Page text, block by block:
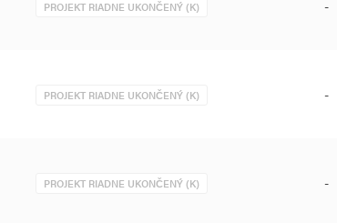
PROJEKT RIADNE UKONČENÝ (K) -
PROJEKT RIADNE UKONČENÝ (K) -
PROJEKT RIADNE UKONČENÝ (K) -